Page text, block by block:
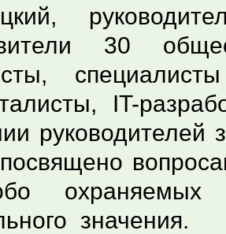
30
IT-
руководителей
охраняемых
значения.